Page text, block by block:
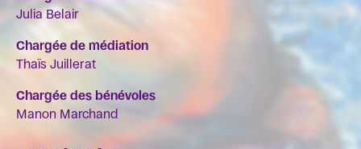
Julia Belair
Chargée de médiation
Thaïs Juillerat
Chargée des bénévoles
Manon Marchand